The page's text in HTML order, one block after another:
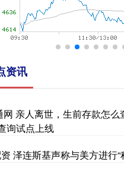
资讯
网 亲人离世，生前存款怎么
询试点上线
泽连斯基声称与美方进行“